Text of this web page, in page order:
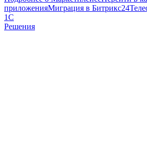
приложенияМиграция в Битрикс24
1С
Решения